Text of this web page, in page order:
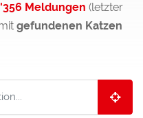
Meldungen (letzter
gefundenen Katzen